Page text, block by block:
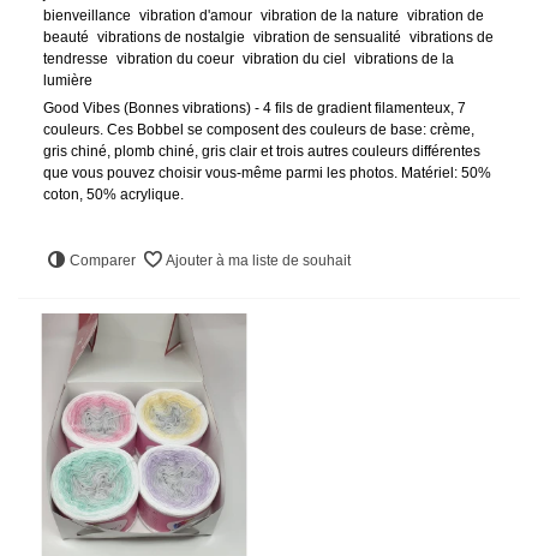
bienveillance vibration d'amour vibration de la nature vibration de
beauté vibrations de nostalgie vibration de sensualité vibrations de
tendresse vibration du coeur vibration du ciel
vibrations de la
lumière
Good Vibes (Bonnes vibrations) - 4 fils de gradient filamenteux, 7
couleurs. Ces Bobbel se composent des couleurs de base: crème,
gris chiné, plomb chiné, gris clair et trois autres couleurs différentes
que vous pouvez choisir vous-même parmi les photos. Matériel: 50%
coton, 50% acrylique.
Comparer Ajouter à ma liste de souhait